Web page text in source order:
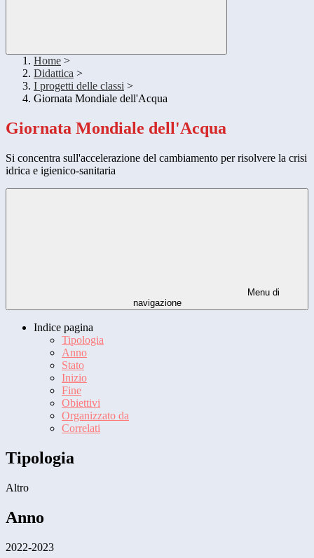
Home >
Didattica >
I progetti delle classi >
Giornata Mondiale dell'Acqua
Giornata Mondiale dell'Acqua
Si concentra sull'accelerazione del cambiamento per risolvere la crisi
idrica e igienico-sanitaria
Menu di
navigazione
Indice pagina
Tipologia
Anno
Stato
Inizio
Fine
Obiettivi
Organizzato da
Correlati
Tipologia
Altro
Anno
2022-2023